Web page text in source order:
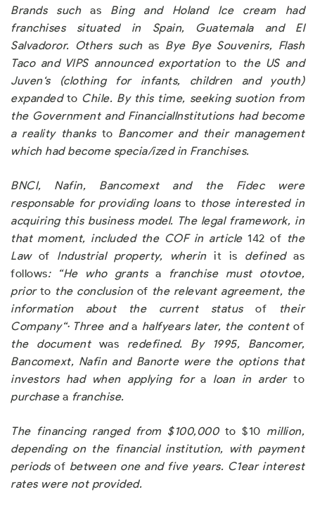
Brands such as Bing and Holand Ice cream had
franchises situated in Spain, Guatemala and El
Salvadoror. Others such as Bye Bye Souvenirs, Flash
Taco and VIPS announced exportation to the US and
Juven‘s (clothing for infants, children and youth)
expanded to Chile. By this time, seeking suotion from
the Government and Financiallnstitutions had become
a reality thanks to Bancomer and their management
which had become specia/ized in Franchises.
BNCI, Nafin, Bancomext and the Fidec were
responsable for providing loans to those interested in
acquiring this business model. The legal framework, in
that moment, included the COF in article 142 of the
Law of Industrial property, wherinit is defined as
follows: “He who grantsa franchise must otovtoe,
prior to the conclusion of the relevant agreement, the
information about the current statusof
their
Company“· Three anda halfyears later, the content of
the document was redefined. By 1995, Bancomer,
Bancomext, Nafin and Banorte were the options that
investors had when applying fora loan in arderto
purchase a franchise.
The financing ranged from $100,000 to $10 million,
depending on the financial institution, with payment
periodsof between one and five years. C1ear interest
rates were not provided.